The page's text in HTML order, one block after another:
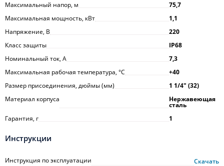
Максимальный напор, м
75,7
Максимальная мощность, кВт
1,1
Напряжение, В
220
Класс защиты
IP68
Номинальный ток, А
7,3
Максимальная рабочая температура, °С
+40
Размер присоединения, дюймы (мм)
1 1/4ʺ (32)
Материал корпуса
Нержавеющая
сталь
Гарантия, г
1
Инструкции
Инструкция по эксплуатации
Скачать